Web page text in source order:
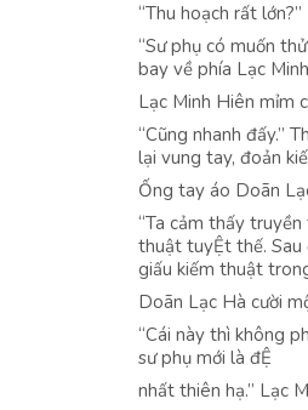
“Thu hoạch rất
“Sư phụ có muốn
bay về phía Lạc
Lạc Minh Hiên mỉm
“Cũng nhanh đấy.”
lại vung tay, đoản
Ống tay áo Doãn
“Ta cảm thấy
thuật tuyỆt thế. Sau
giấu kiếm thuật
Doãn Lạc Hà cười
“Cái này thì không
sư phụ mới là đỆ
nhất thiên hạ.” Lạc